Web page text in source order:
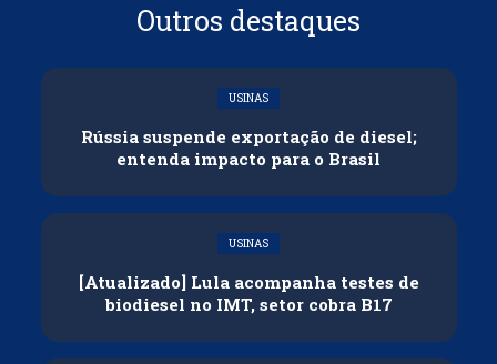
Outros destaques
USINAS
Rússia suspende exportação de diesel;
entenda impacto para o Brasil
USINAS
[Atualizado] Lula acompanha testes de
biodiesel no IMT, setor cobra B17